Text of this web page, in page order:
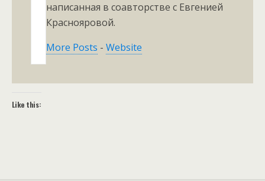
написанная в соавторстве с Евгенией
Краснояровой.
More Posts -Website
Like this: